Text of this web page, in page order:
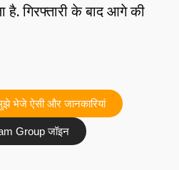
गिरफ्तारी के बाद आगे की
भेजे ऐसी और जानकारियां
Group जॉइन